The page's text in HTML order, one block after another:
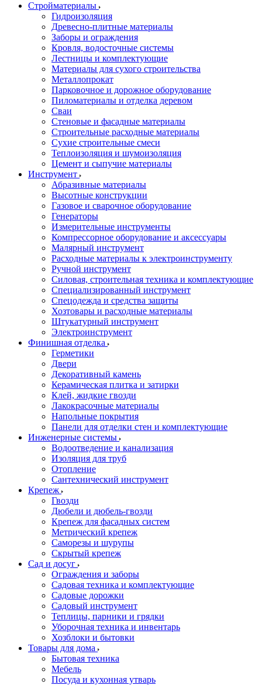
Стройматериалы
Гидроизоляция
Древесно-плитные материалы
Заборы и ограждения
Кровля, водосточные системы
Лестницы и комплектующие
Материалы для сухого строительства
Металлопрокат
Парковочное и дорожное оборудование
Пиломатериалы и отделка деревом
Сваи
Стеновые и фасадные материалы
Строительные расходные материалы
Сухие строительные смеси
Теплоизоляция и шумоизоляция
Цемент и сыпучие материалы
Инструмент
Абразивные материалы
Высотные конструкции
Газовое и сварочное оборудование
Генераторы
Измерительные инструменты
Компрессорное оборудование и аксессуары
Малярный инструмент
Расходные материалы к электроинструменту
Ручной инструмент
Силовая, строительная техника и комплектующие
Специализированный инструмент
Спецодежда и средства защиты
Хозтовары и расходные материалы
Штукатурный инструмент
Электроинструмент
Финишная отделка
Герметики
Двери
Декоративный камень
Керамическая плитка и затирки
Клей, жидкие гвозди
Лакокрасочные материалы
Напольные покрытия
Панели для отделки стен и комплектующие
Инженерные системы
Водоотведение и канализация
Изоляция для труб
Отопление
Сантехнический инструмент
Крепеж
Гвозди
Дюбели и дюбель-гвозди
Крепеж для фасадных систем
Метрический крепеж
Саморезы и шурупы
Скрытый крепеж
Сад и досуг
Ограждения и заборы
Садовая техника и комплектующие
Садовые дорожки
Садовый инструмент
Теплицы, парники и грядки
Уборочная техника и инвентарь
Хозблоки и бытовки
Товары для дома
Бытовая техника
Мебель
Посуда и кухонная утварь